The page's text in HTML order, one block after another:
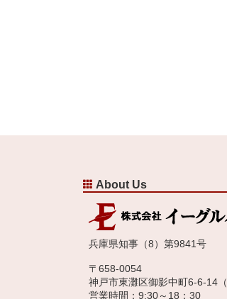
About Us
兵庫県知事（8）第9841号
〒658-0054
神戸市東灘区御影中町6-6-14（
営業時間：9:30～18：30